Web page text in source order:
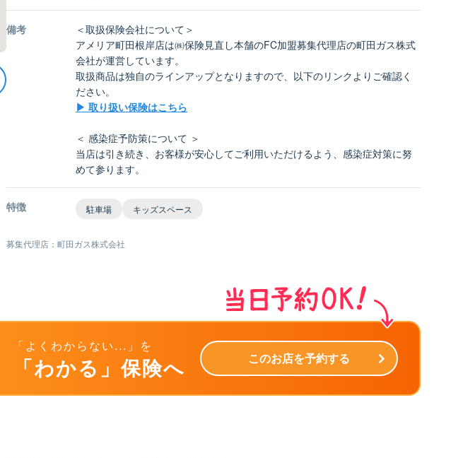
備考
＜取扱保険会社について＞
アメリア町田根岸店は㈱保険見直し本舗のFC加盟募集代理店の町田ガス株式
会社が運営しています。
取扱商品は独自のラインアップとなりますので、以下のリンクよりご確認く
ださい。
▶ 取り扱い保険はこちら
＜ 感染症予防策について ＞
当店は引き続き、お客様が安心してご利用いただけるよう、感染症対策に努
めて参ります。
特徴 駐車場 キッズスペース
募集代理店：町田ガス株式会社
「よくわからない...」を
「わかる」保険へ このお店を予約する